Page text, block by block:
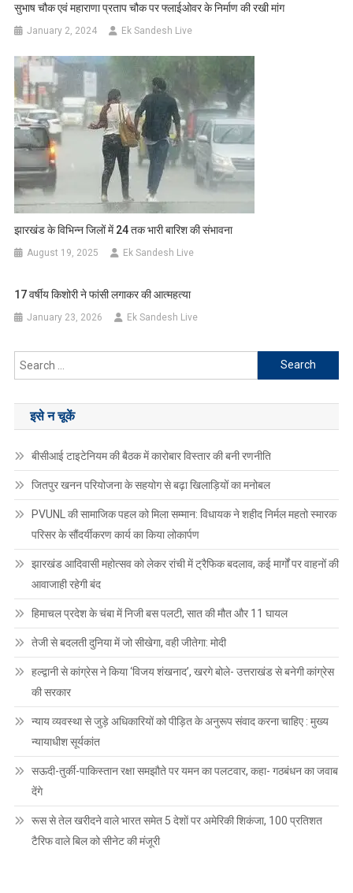
सुभाष चौक एवं महाराणा प्रताप चौक पर फ्लाईओवर के निर्माण की रखी मांग
January 2, 2024 Ek Sandesh Live
झारखंड के विभिन्न जिलों में 24 तक भारी बारिश की संभावना
August 19, 2025 Ek Sandesh Live
17 वर्षीय किशोरी ने फांसी लगाकर की आत्महत्या
January 23, 2026 Ek Sandesh Live
Search
for:
इसे न चूकें
बीसीआई टाइटेनियम की बैठक में कारोबार विस्तार की बनी रणनीति
जितपुर खनन परियोजना के सहयोग से बढ़ा खिलाड़ियों का मनोबल
PVUNL की सामाजिक पहल को मिला सम्मान: विधायक ने शहीद निर्मल महतो स्मारक
परिसर के सौंदर्यीकरण कार्य का किया लोकार्पण
झारखंड आदिवासी महोत्सव को लेकर रांची में ट्रैफिक बदलाव, कई मार्गों पर वाहनों की
आवाजाही रहेगी बंद
हिमाचल प्रदेश के चंबा में निजी बस पलटी, सात की मौत और 11 घायल
तेजी से बदलती दुनिया में जो सीखेगा, वही जीतेगा: मोदी
हल्द्वानी से कांग्रेस ने किया ‘विजय शंखनाद’, खरगे बोले- उत्तराखंड से बनेगी कांग्रेस
की सरकार
न्याय व्यवस्था से जुड़े अधिकारियों को पीड़ित के अनुरूप संवाद करना चाहिए : मुख्य
न्यायाधीश सूर्यकांत
सऊदी-तुर्की-पाकिस्तान रक्षा समझौते पर यमन का पलटवार, कहा- गठबंधन का जवाब
देंगे
रूस से तेल खरीदने वाले भारत समेत 5 देशाें पर अमेरिकी शिकंजा, 100 प्रतिशत
टैरिफ वाले बिल को सीनेट की मंजूरी